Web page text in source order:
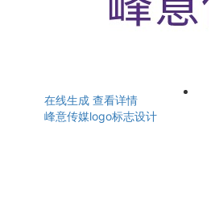
在线生成 查看详情
峰意传媒logo标志设计